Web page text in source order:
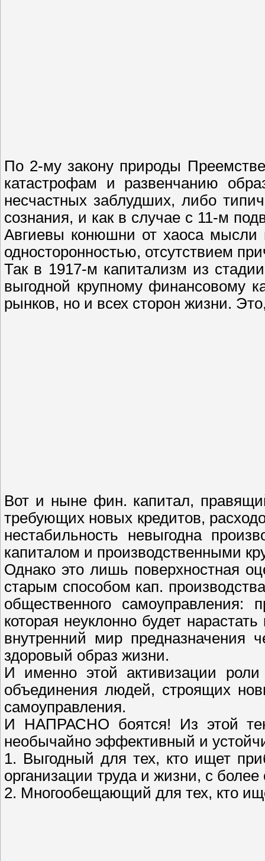
По 2-му закону природы
катастрофам и развенчанию
несчастных заблудших, либо
сознания, и как в случае с 11-м
Авгиевы конюшни от хаоса мысли
односторонностью, отсутствием
Так в 1917-м капитализм из
выгодной крупному финансовому
рынков, но и всех сторон жизни.
Вот и ныне фин. капитал,
требующих новых кредитов,
нестабильность невыгодна
капиталом и производственными
Однако это лишь поверхностная
старым способом кап.
общественного самоуправления:
которая неуклонно будет
внутренний мир предназначения
здоровый образ жизни.
И именно этой активизации
объединения людей, строящих
самоуправления.
И НАПРАСНО боятся! Из этой
необычайно эффективный и
1. Выгодный для тех, кто ищет
организации труда и жизни, с
2. Многообещающий для тех, кто